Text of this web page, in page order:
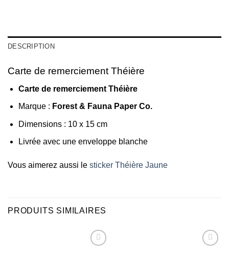
DESCRIPTION
Carte de remerciement Théière
Carte de remerciement Théière
Marque : Forest & Fauna Paper Co.
Dimensions : 10 x 15 cm
Livrée avec une enveloppe blanche
Vous aimerez aussi le sticker Théière Jaune
PRODUITS SIMILAIRES